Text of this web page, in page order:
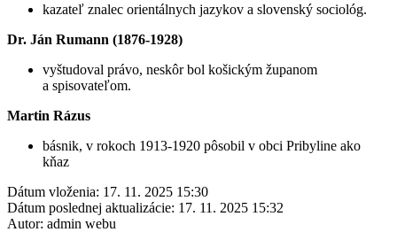
kazateľ znalec orientálnych jazykov a slovenský sociológ.
Dr. Ján Rumann (1876-1928)
vyštudoval právo, neskôr bol košickým županom
a spisovateľom.
Martin Rázus
básnik, v rokoch 1913-1920 pôsobil v obci Pribyline ako
kňaz
Dátum vloženia: 17. 11. 2025 15:30
Dátum poslednej aktualizácie: 17. 11. 2025 15:32
Autor: admin webu